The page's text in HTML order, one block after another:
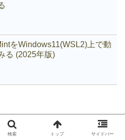
をWindows11(WSL2)上で動
る (2025年版)
検索 トップ サイドバー